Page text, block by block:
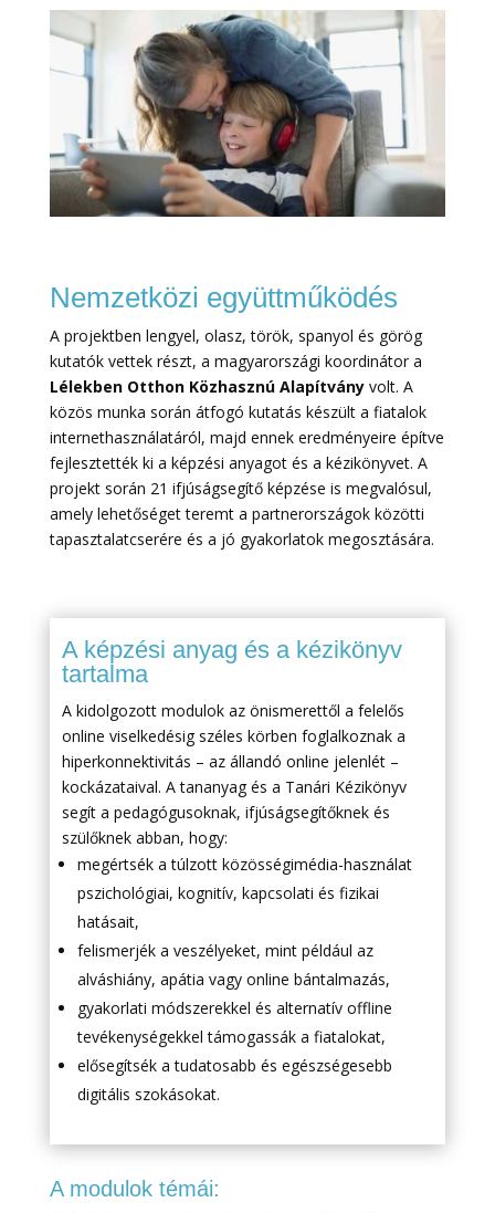
Nemzetközi együttműködés
A projektben lengyel, olasz, török, spanyol és görög
kutatók vettek részt, a magyarországi koordinátor a
Lélekben Otthon Közhasznú Alapítványvolt. A
közös munka során átfogó kutatás készült a fiatalok
internethasználatáról, majd ennek eredményeire építve
fejlesztették ki a képzési anyagot és a kézikönyvet. A
projekt során 21 ifjúságsegítő képzése is megvalósul,
amely lehetőséget teremt a partnerországok közötti
tapasztalatcserére és a jó gyakorlatok megosztására.
A képzési anyag és a kézikönyv
tartalma
A kidolgozott modulok az önismerettől a felelős
online viselkedésig széles körben foglalkoznak a
hiperkonnektivitás – az állandó online jelenlét –
kockázataival. A tananyag és a Tanári Kézikönyv
segít a pedagógusoknak, ifjúságsegítőknek és
szülőknek abban, hogy:
megértsék a túlzott közösségimédia-használat
pszichológiai, kognitív, kapcsolati és fizikai
hatásait,
felismerjék a veszélyeket, mint például az
alváshiány, apátia vagy online bántalmazás,
gyakorlati módszerekkel és alternatív offline
tevékenységekkel támogassák a fiatalokat,
elősegítsék a tudatosabb és egészségesebb
digitális szokásokat.
A modulok témái: